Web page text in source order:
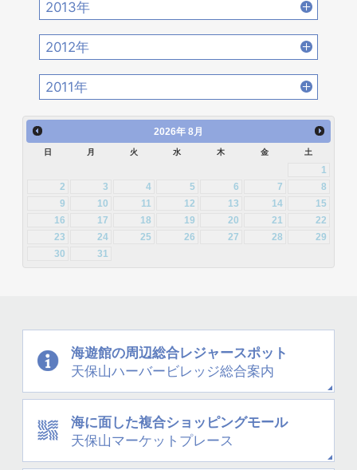
2018年2月 [25]
2017年4月 [26]
2017年2月 [23]
2016年6月 [27] 2016年5月 [30]
2016年4月 [32]
2016年2月 [25]
2015年8月 [31] 2015年7月 [28]
2015年6月 [29] 2015年5月 [30]
2015年4月 [26]
2015年2月 [22] 2015年1月 [25]
2014年10月 [29] 2014年9月 [26]
2014年8月 [24] 2014年7月 [28]
2014年6月 [28] 2014年5月 [25]
2014年4月 [32]
2013年
2013年12月 [27] 2013年11月 [22]
2013年10月 [28] 2013年9月 [27]
2013年8月 [26] 2013年7月 [26]
2013年6月 [28]
2013年2月 [26] 2013年1月 [31]
2012年
2012年12月 [30] 2012年11月 [12]
2012年10月 [12] 2012年9月 [5]
2012年8月 [12] 2012年7月 [1]
2011年
2011年12月 [1]
2026年 8月
日 月 火 水 木 金 土
1
2
3 4 5 6 7
8
9
10 11 12 13 14
15
16
17 18 19 20 21
22
23
24 25 26 27 28
29
30
31
海遊館の周辺総合レジャースポット
天保山ハーバービレッジ総合案内
海に面した複合ショッピングモール
天保山マーケットプレース